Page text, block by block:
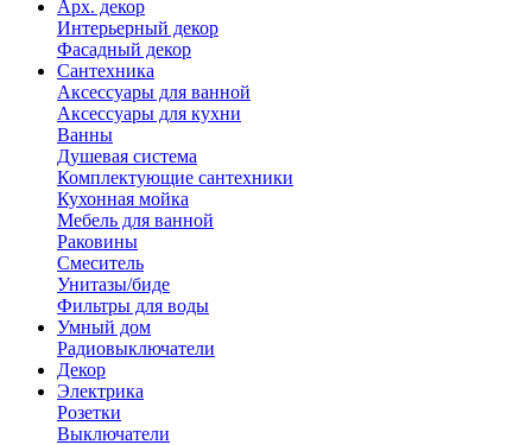
Арх. декор
Интерьерный декор
Фасадный декор
Сантехника
Аксессуары для ванной
Аксессуары для кухни
Ванны
Душевая система
Комплектующие сантехники
Кухонная мойка
Мебель для ванной
Раковины
Смеситель
Унитазы/биде
Фильтры для воды
Умный дом
Радиовыключатели
Декор
Электрика
Розетки
Выключатели